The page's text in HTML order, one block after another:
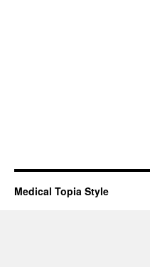
Medical Topia Style